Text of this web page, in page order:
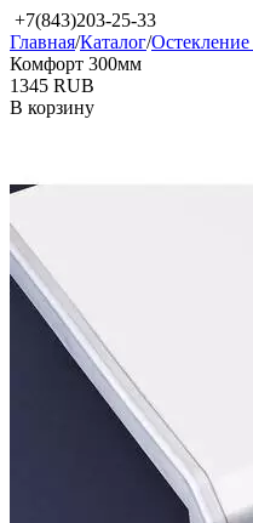
+7(843)203-25-33
Главная/Каталог/Остекление
Комфорт 300мм
‍1345‍ RUB
В корзину